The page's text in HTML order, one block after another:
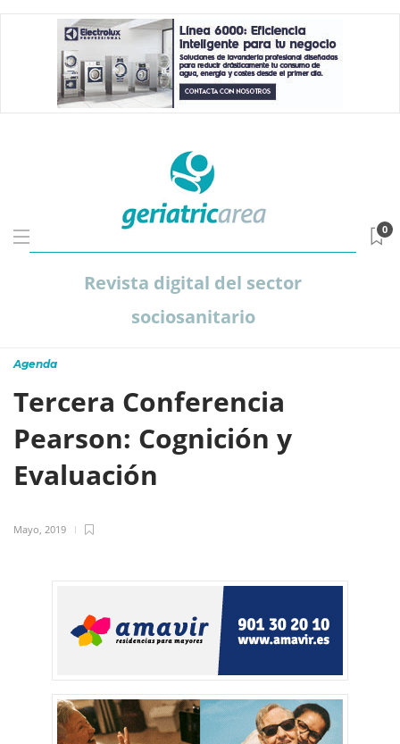
Revista digital del sector
sociosanitario
0
Agenda
Tercera Conferencia
Pearson: Cognición y
Evaluación
Mayo, 2019